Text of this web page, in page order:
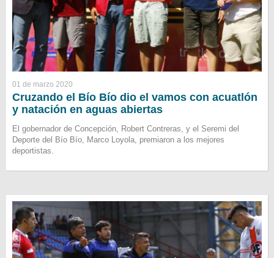
01 de marzo 2020
Cruzando el Bío Bío dio el vamos con acuatlón
y natación en aguas abiertas
El gobernador de Concepción, Robert Contreras, y el Seremi del
Deporte del Bío Bío, Marco Loyola, premiaron a los mejores
deportistas.